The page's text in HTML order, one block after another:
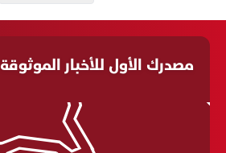
مصدرك الأول للأخبار الموثوقة